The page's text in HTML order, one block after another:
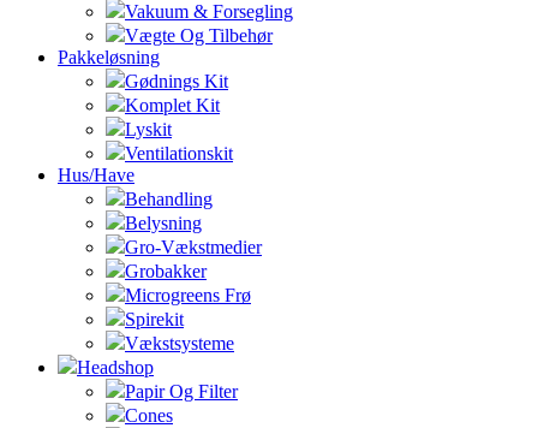
Vakuum & Forsegling
Vægte Og Tilbehør
Pakkeløsning
Gødnings Kit
Komplet Kit
Lyskit
Ventilationskit
Hus/Have
Behandling
Belysning
Gro-Vækstmedier
Grobakker
Microgreens Frø
Spirekit
Vækstsysteme
Headshop
Papir Og Filter
Cones